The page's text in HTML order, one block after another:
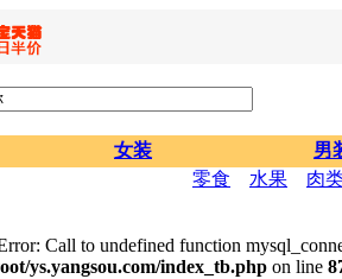
女装
男
零食
水果 肉
Call to undefined function
ys.yangsou.com/index_tb.php on line